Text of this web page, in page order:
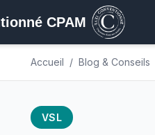
CPAM
Accueil / Blog & Conseils
VSL